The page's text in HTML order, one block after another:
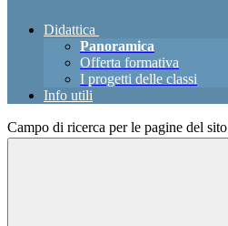
Didattica
Panoramica
Offerta formativa
I progetti delle classi
Info utili
Campo di ricerca per le pagine del sito